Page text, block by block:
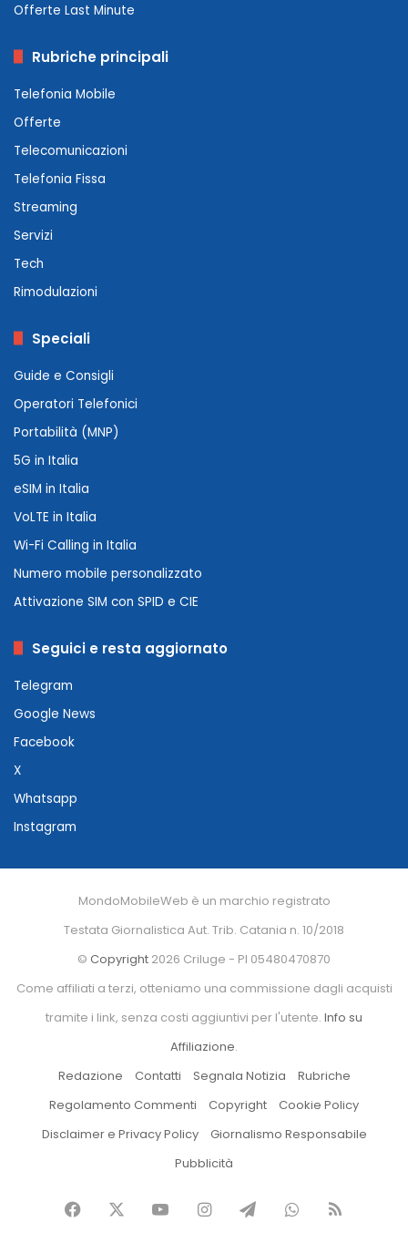
Offerte Last Minute
Rubriche principali
Telefonia Mobile
Offerte
Telecomunicazioni
Telefonia Fissa
Streaming
Servizi
Tech
Rimodulazioni
Speciali
Guide e Consigli
Operatori Telefonici
Portabilità (MNP)
5G in Italia
eSIM in Italia
VoLTE in Italia
Wi-Fi Calling in Italia
Numero mobile personalizzato
Attivazione SIM con SPID e CIE
Seguici e resta aggiornato
Telegram
Google News
Facebook
X
Whatsapp
Instagram
MondoMobileWeb è un marchio registrato
Testata Giornalistica Aut. Trib. Catania n. 10/2018
© Copyright 2026 Criluge - PI 05480470870
Come affiliati a terzi, otteniamo una commissione dagli acquisti
tramite i link, senza costi aggiuntivi per l'utente. Info su
Affiliazione.
Redazione
Contatti Segnala Notizia
Rubriche
Regolamento Commenti
Copyright
Cookie Policy
Disclaimer e Privacy Policy
Giornalismo Responsabile
Pubblicità
Facebook You InstagramTelegramWhatsApp
RSS